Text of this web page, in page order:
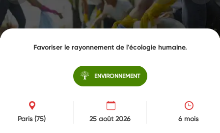
Favoriser le rayonnement de l'écologie humaine.
ENVIRONNEMENT
Paris(75) 25 août 2026 6 mois